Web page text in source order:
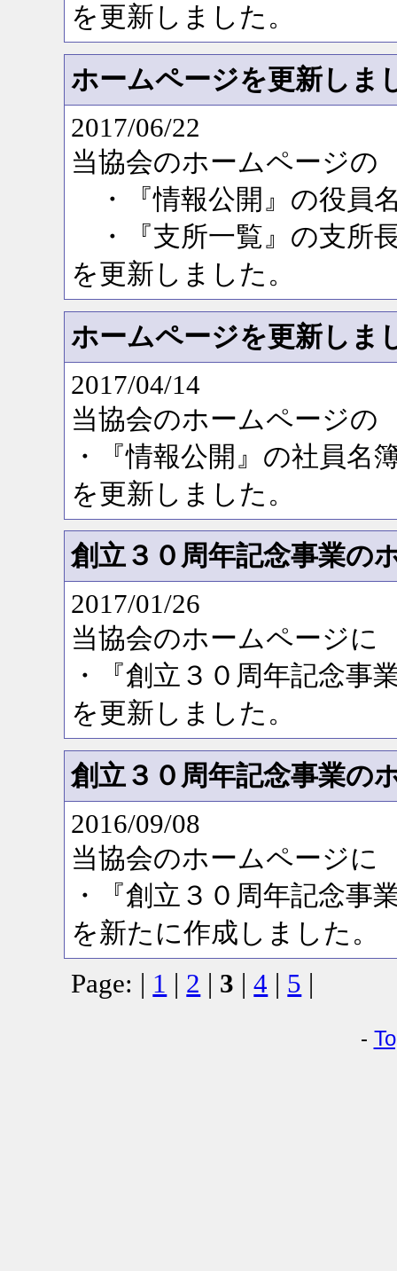
を更新しました。
ホームページを更新しま
2017/06/22
当協会のホームページの
・『情報公開』の役員
・『支所一覧』の支所
を更新しました。
ホームページを更新しま
2017/04/14
当協会のホームページの
・『情報公開』の社員名
を更新しました。
創立３０周年記念事業の
2017/01/26
当協会のホームページに
・『創立３０周年記念事
を更新しました。
創立３０周年記念事業の
2016/09/08
当協会のホームページに
・『創立３０周年記念事
を新たに作成しました。
Page: | 1 | 2 | 3 |4 | 5 |
-